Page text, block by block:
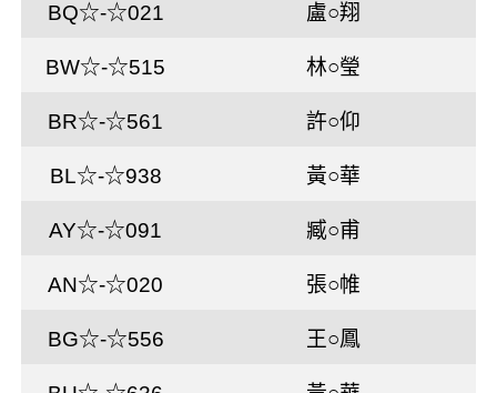
BQ☆-☆021 盧○翔
BW☆-☆515 林○瑩
BR☆-☆561 許○仰
BL☆-☆938 黃○華
AY☆-☆091 臧○甫
AN☆-☆020 張○帷
BG☆-☆556 王○鳳